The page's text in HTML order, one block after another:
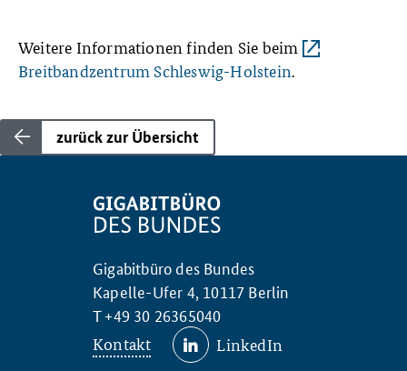
Weitere Informationen finden Sie beim
Breitbandzentrum Schleswig-Holstein.
zurück zur Übersicht
Gigabitbüro des Bundes
Kapelle-Ufer 4, 10117 Berlin
T +49 30 26365040
Kontakt LinkedIn